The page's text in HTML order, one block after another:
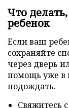
Что
ребенок
Если ваш
сохраняйте
через дверь
помощь уже в
подождать.
Свяжитесь